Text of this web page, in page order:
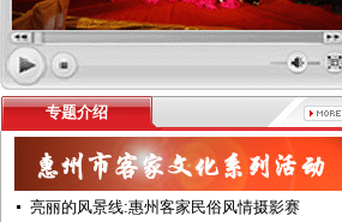
专题介绍
亮丽的风景线:惠州客家民俗风情摄影赛